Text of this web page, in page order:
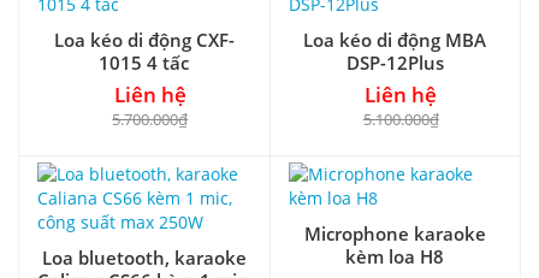
Loa kéo di động CXF-
1015 4 tấc
Liên hệ
5.700.000₫
Loa kéo di động MBA
DSP-12Plus
Liên hệ
5.100.000₫
Loa bluetooth, karaoke
Microphone karaoke
kèm loa H8